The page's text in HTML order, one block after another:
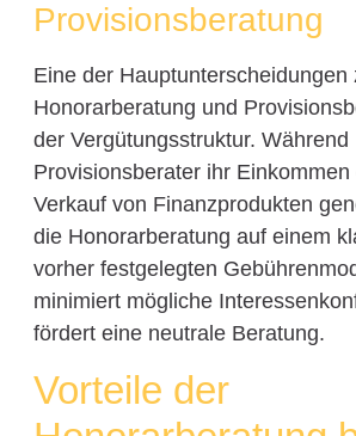
Provisionsberatung
Eine der Hauptunterscheidungen
Honorarberatung und
der Vergütungsstruktur. Während
Provisionsberater ihr Einkommen
Verkauf von Finanzprodukten
die Honorarberatung auf einem
vorher festgelegten
minimiert mögliche
fördert eine neutrale Beratung.
Vorteile der